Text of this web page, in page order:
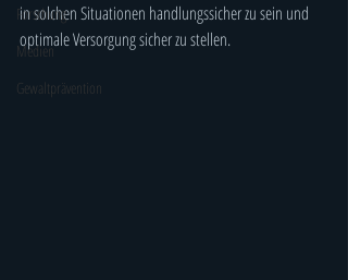
Forschung
Medien
Gewaltprävention
in solchen Situationen handlungssicher zu sein und
optimale Versorgung sicher zu stellen.